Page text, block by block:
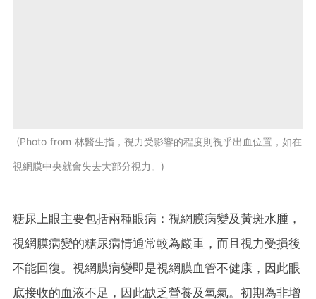
Photo from 林醫生指，視力受影響的程度則視乎出血位置，如在
視網膜中央就會失去大部分視力。
糖尿上眼主要包括兩種眼病：視網膜病變及黃斑水腫，
視網膜病變的糖尿病情通常較為嚴重，而且視力受損後
不能回復。視網膜病變即是視網膜血管不健康，因此眼
底接收的血液不足，因此缺乏營養及氧氣。初期為非增